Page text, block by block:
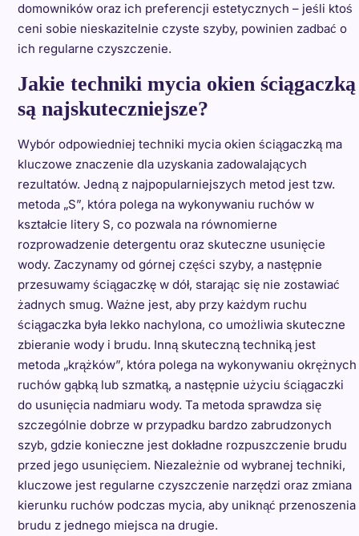
domowników oraz ich preferencji estetycznych – jeśli ktoś
ceni sobie nieskazitelnie czyste szyby, powinien zadbać o
ich regularne czyszczenie.
Jakie techniki mycia okien ściągaczką
są najskuteczniejsze?
Wybór odpowiedniej techniki mycia okien ściągaczką ma
kluczowe znaczenie dla uzyskania zadowalających
rezultatów. Jedną z najpopularniejszych metod jest tzw.
metoda „S”, która polega na wykonywaniu ruchów w
kształcie litery S, co pozwala na równomierne
rozprowadzenie detergentu oraz skuteczne usunięcie
wody. Zaczynamy od górnej części szyby, a następnie
przesuwamy ściągaczkę w dół, starając się nie zostawiać
żadnych smug. Ważne jest, aby przy każdym ruchu
ściągaczka była lekko nachylona, co umożliwia skuteczne
zbieranie wody i brudu. Inną skuteczną techniką jest
metoda „krążków”, która polega na wykonywaniu okrężnych
ruchów gąbką lub szmatką, a następnie użyciu ściągaczki
do usunięcia nadmiaru wody. Ta metoda sprawdza się
szczególnie dobrze w przypadku bardzo zabrudzonych
szyb, gdzie konieczne jest dokładne rozpuszczenie brudu
przed jego usunięciem. Niezależnie od wybranej techniki,
kluczowe jest regularne czyszczenie narzędzi oraz zmiana
kierunku ruchów podczas mycia, aby uniknąć przenoszenia
brudu z jednego miejsca na drugie.